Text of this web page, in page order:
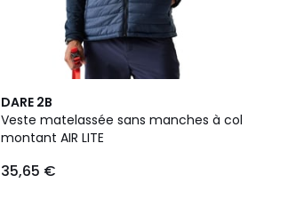
DARE 2B
Veste matelassée sans manches à col
montant AIR LITE
35,65 €